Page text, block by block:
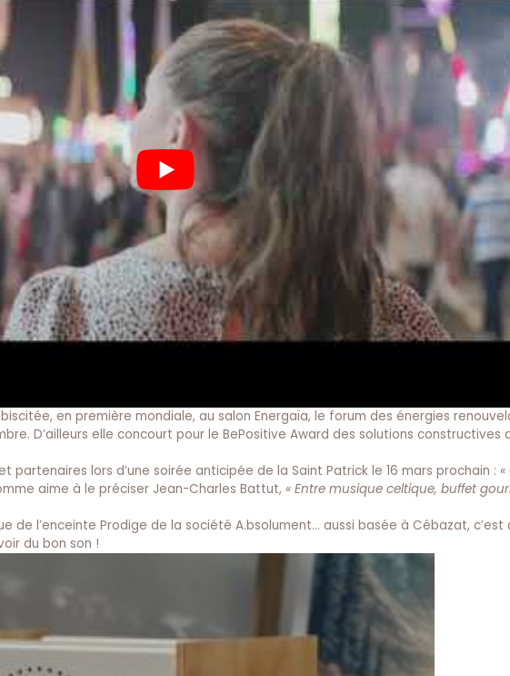
en première mondiale, au salon Energaïa, le forum des énergies
D’ailleurs elle concourt pour le BePositive Award des solutions constructives
partenaires lors d’une soirée anticipée de la Saint Patrick le 16 mars prochain :
aime à le préciser Jean-Charles Battut, « Entre musique celtique, buffet
de l’enceinte Prodige de la société A.bsolument… aussi basée à Cébazat, c’est
du bon son !